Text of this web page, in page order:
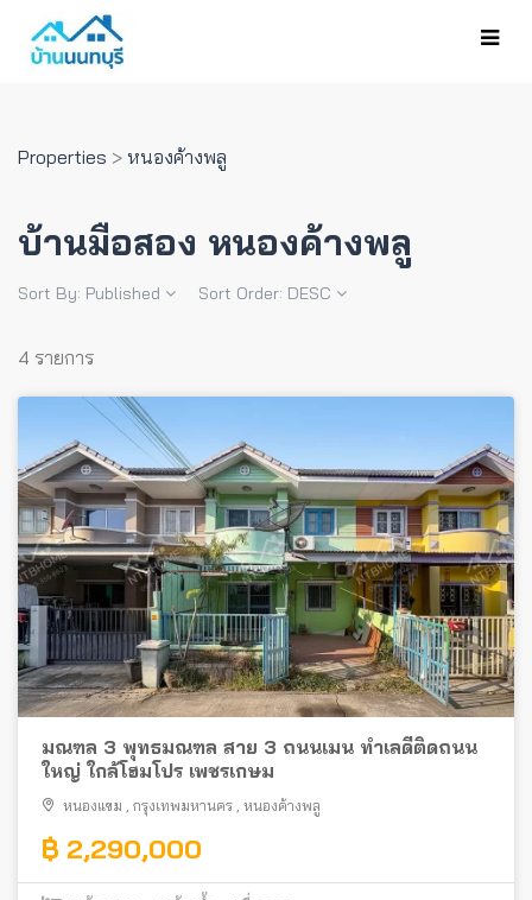
Properties > หนองค้างพลู
บ้านมือสอง หนองค้างพลู
Sort By: Published Sort Order: DESC
4 รายการ
มณฑล 3 พุทธมณฑล สาย 3 ถนนเมน ทำเลดีติดถนน
ใหญ่ ใกล้โฮมโปร เพชรเกษม
หนองแขม กรุงเทพมหานคร หนองค้างพลู
฿ 2,290,000